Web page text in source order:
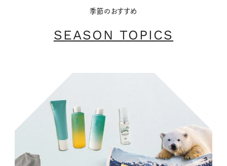
季節のおすすめ
SEASON TOPICS